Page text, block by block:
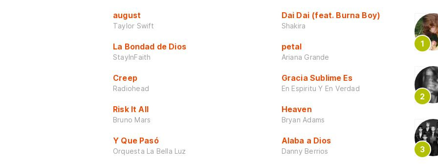
august
Taylor Swift
La Bondad de Dios
StayInFaith
Creep
Radiohead
Risk It All
Bruno Mars
Y Que Pasó
Orquesta La Bella Luz
Dai Dai (feat. Burna Boy)
Shakira
petal
Ariana Grande
Gracia Sublime Es
En Espiritu Y En Verdad
Heaven
Bryan Adams
Alaba a Dios
Danny Berrios